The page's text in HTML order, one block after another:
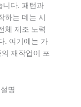
니다. 패턴과
하는 데는 시
체 제조 노력
. 여기에는 가
재작업이 포
명